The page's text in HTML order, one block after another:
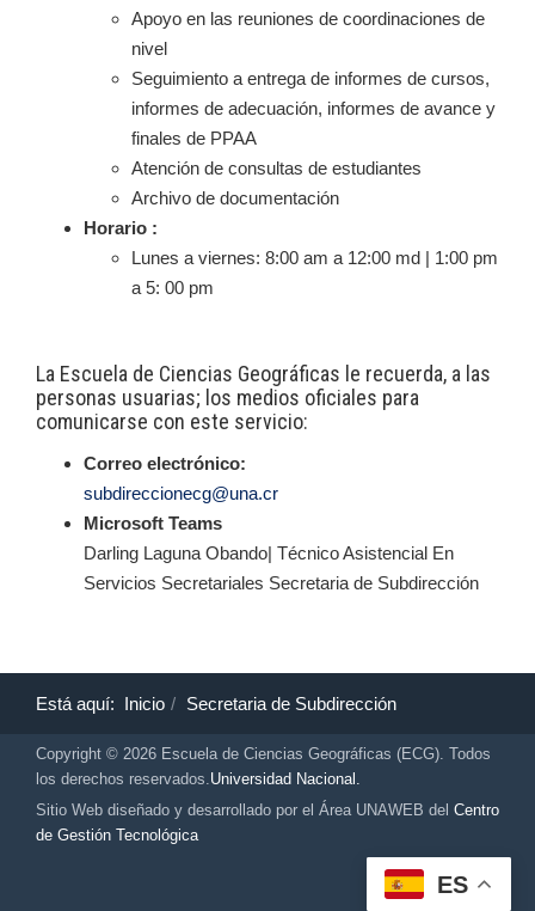
ES
Apoyo en las reuniones de coordinaciones de
nivel
Seguimiento a entrega de informes de cursos,
informes de adecuación, informes de avance y
finales de PPAA
Atención de consultas de estudiantes
Archivo de documentación
Horario :
Lunes a viernes: 8:00 am a 12:00 md | 1:00 pm
a 5: 00 pm
La Escuela de Ciencias Geográficas le recuerda, a las
personas usuarias; los medios oficiales para
comunicarse con este servicio:
Correo electrónico:
subdireccionecg@una.cr
Microsoft Teams
Darling Laguna Obando| Técnico Asistencial En
Servicios Secretariales Secretaria de Subdirección
Está aquí: Inicio Secretaria de Subdirección
Copyright © 2026 Escuela de Ciencias Geográficas (ECG). Todos
los derechos reservados.Universidad Nacional.
Sitio Web diseñado y desarrollado por el Área UNAWEB del Centro
de Gestión Tecnológica